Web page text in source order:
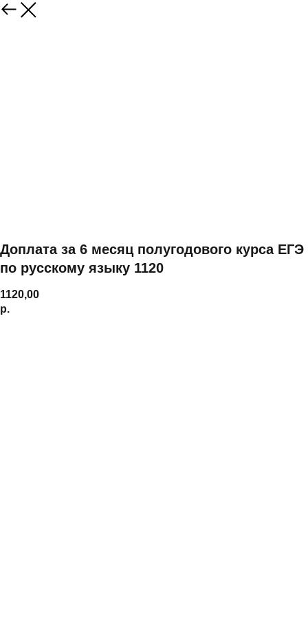
Доплата за 6 месяц полугодового курса ЕГЭ
по русскому языку 1120
1120,00
р.